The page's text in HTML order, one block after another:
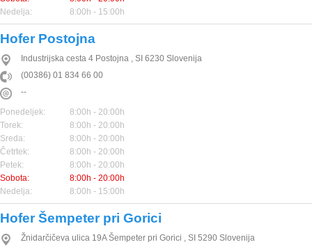
Nedelja:
8:00h - 15:00h
Hofer Postojna
Industrijska cesta 4 Postojna , SI 6230 Slovenija
(00386) 01 834 66 00
--
Ponedeljek:
8:00h - 20:00h
Torek:
8:00h - 20:00h
Sreda:
8:00h - 20:00h
Četrtek:
8:00h - 20:00h
Petek:
8:00h - 20:00h
Sobota:
8:00h - 20:00h
Nedelja:
8:00h - 15:00h
Hofer Šempeter pri Gorici
Žnidarčičeva ulica 19A Šempeter pri Gorici , SI 5290 Slovenija